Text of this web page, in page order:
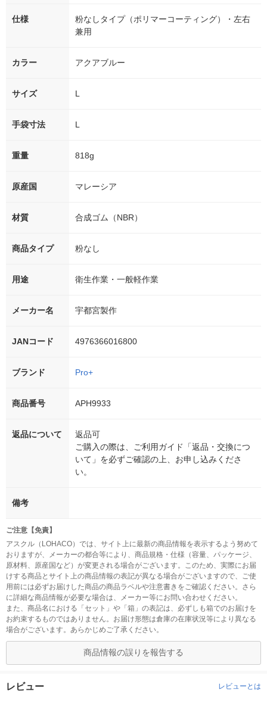
仕様
粉なしタイプ（ポリマーコーティング）・左右
兼用
カラー アクアブルー
サイズ L
手袋寸法 L
重量 818g
原産国 マレーシア
材質 合成ゴム（NBR）
商品タイプ 粉なし
用途 衛生作業・一般軽作業
メーカー名 宇都宮製作
JANコード 4976366016800
ブランド Pro+
商品番号 APH9933
返品について
返品可
ご購入の際は、ご利用ガイド「返品・交換につ
いて」を必ずご確認の上、お申し込みくださ
い。
備考
ご注意【免責】
アスクル（LOHACO）では、サイト上に最新の商品情報を表示するよう努めて
おりますが、メーカーの都合等により、商品規格・仕様（容量、パッケージ、
原材料、原産国など）が変更される場合がございます。このため、実際にお届
けする商品とサイト上の商品情報の表記が異なる場合がございますので、ご使
用前には必ずお届けした商品の商品ラベルや注意書きをご確認ください。さら
に詳細な商品情報が必要な場合は、メーカー等にお問い合わせください。
また、商品名における「セット」や「箱」の表記は、必ずしも箱でのお届けを
お約束するものではありません。お届け形態は倉庫の在庫状況等により異なる
場合がございます。あらかじめご了承ください。
商品情報の誤りを報告する
レビュー レビューとは